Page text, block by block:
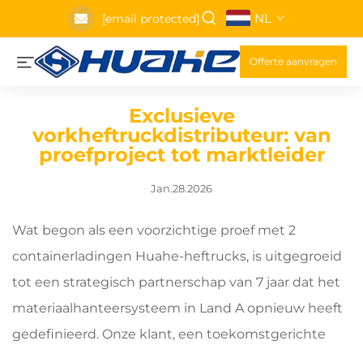
[email protected] NL
Offerte aanvragen
Exclusieve
vorkheftruckdistributeur: van
proefproject tot marktleider
Jan.28.2026
Wat begon als een voorzichtige proef met 2
containerladingen Huahe-heftrucks, is uitgegroeid
tot een strategisch partnerschap van 7 jaar dat het
materiaalhanteersysteem in Land A opnieuw heeft
gedefinieerd. Onze klant, een toekomstgerichte